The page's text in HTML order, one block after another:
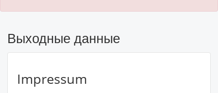
Выходные данные
Impressum